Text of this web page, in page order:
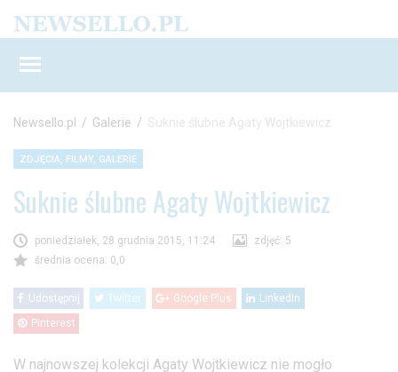
Newsello.pl / Galerie / Suknie ślubne Agaty Wojtkiewicz
ZDJĘCIA, FILMY, GALERIE
Suknie ślubne Agaty Wojtkiewicz
poniedziałek, 28 grudnia 2015, 11:24
zdjęć: 5
średnia ocena: 0,0
Udostępnij Twitter Google Plus LinkedIn
Pinterest
W najnowszej kolekcji Agaty Wojtkiewicz nie mogło